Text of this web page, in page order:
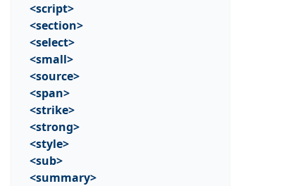
<script>
<section>
<select>
<small>
<source>
<span>
<strike>
<strong>
<style>
<sub>
<summary>